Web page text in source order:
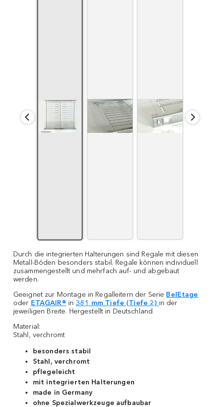
Durch die integrierten Halterungen sind Regale mit diesen
Metall-Böden besonders stabil. Regale können individuell
zusammengestellt und mehrfach auf- und abgebaut
werden.
Geeignet zur Montage in Regalleitern der Serie BelEtage
oder ETAGAIR® in 381 mm Tiefe (Tiefe 2) in der
jeweiligen Breite. Hergestellt in Deutschland
Material:
Stahl, verchromt
besonders stabil
Stahl, verchromt
pflegeleicht
mit integrierten Halterungen
made in Germany
ohne Spezialwerkzeuge aufbaubar